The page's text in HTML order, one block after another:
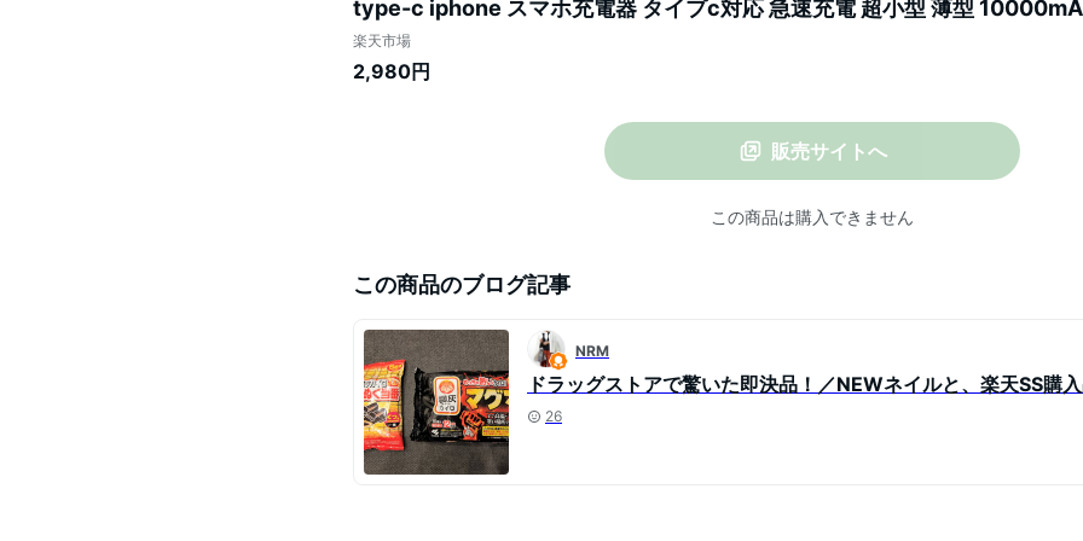
type-c iphone スマホ充電器 タイプc対応 急速充電 超小型 薄型
量 16800mAh 残量表示 懐中電灯 コンパクト 便利 旅行 出張 停電対策 防災
iPhone/Android各機種対応
楽天市場
2,980円
販売サイトへ
この商品は購入できません
この商品のブログ記事
NRM
ドラッグストアで驚いた即決品！／NEWネイルと、楽天SS購
26